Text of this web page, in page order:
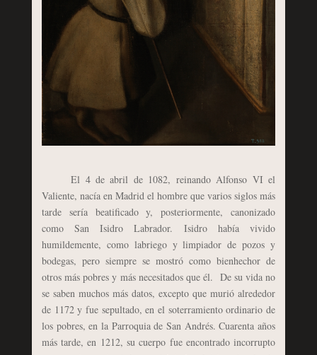
El 4 de abril de 1082, reinando Alfonso VI el
Valiente, nacía en Madrid el hombre que varios siglos más
tarde sería beatificado y, posteriormente, canonizado
como San Isidro Labrador. Isidro había vivido
humildemente, como labriego y limpiador de pozos y
bodegas, pero siempre se mostró como bienhechor de
otros más pobres y más necesitados que él. De su vida no
se saben muchos más datos, excepto que murió alrededor
de 1172 y fue sepultado, en el soterramiento ordinario de
los pobres, en la Parroquia de San Andrés. Cuarenta años
más tarde, en 1212, su cuerpo fue encontrado incorrupto